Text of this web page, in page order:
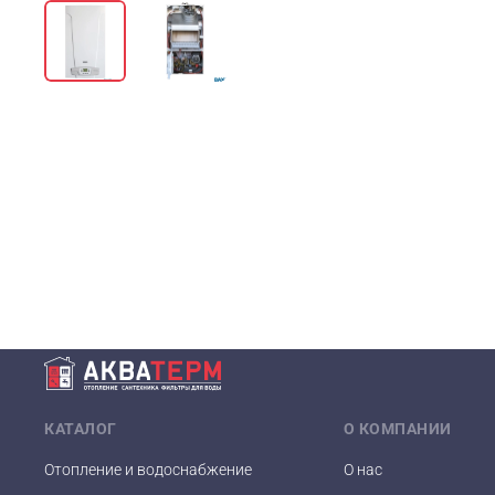
КАТАЛОГ
Отопление и водоснабжение
О КОМПАНИИ
О нас